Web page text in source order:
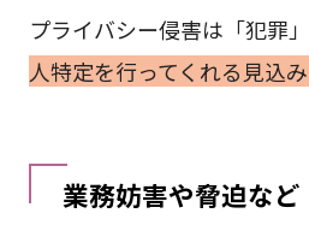
プライバシー侵害は「犯罪」
人特定を行ってくれる見込
業務妨害や脅迫など